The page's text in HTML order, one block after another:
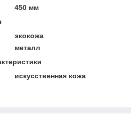
450 мм
экокожа
металл
искусственная кожа